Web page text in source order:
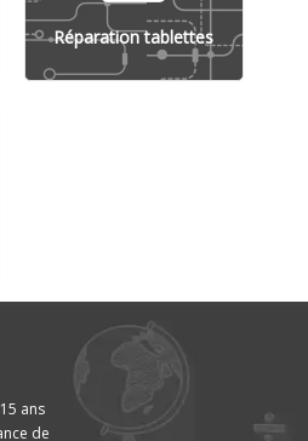
Réparation tablettes
ans
de